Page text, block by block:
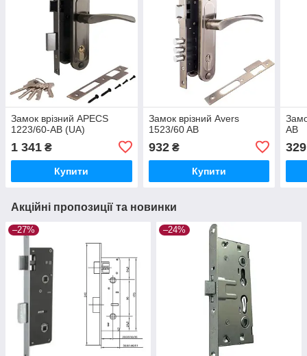
Замок врізний APECS
1223/60-AB (UA)
1 341 ₴
Купити
Замок врізний Avers
1523/60 AB
932₴
Купити
AB
329
Акційні пропозиції та новинки
–27% –24%